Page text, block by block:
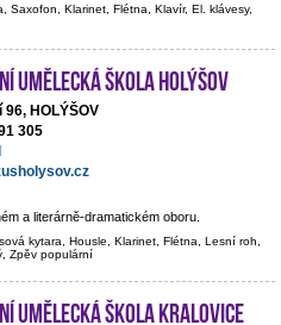
Saxofon, Klarinet, Flétna, Klavír, El. klávesy,
umělecká škola Holýšov
96, HOLÝŠOV
305
a literárně-dramatickém oboru.
kytara, Housle, Klarinet, Flétna, Lesní roh,
Zpěv populární
umělecká škola Kralovice